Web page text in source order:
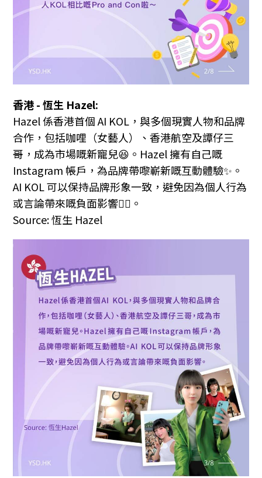
香港 - 恆生 Hazel:
Hazel 係香港首個 AI KOL，與多個現實人物和品牌
合作，包括咖哩（女藝人）、香港航空及譚仔三
哥，成為市場嘅新寵兒😆。Hazel 擁有自己嘅
Instagram 帳戶，為品牌帶嚟嶄新嘅互動體驗✨。
AI KOL 可以保持品牌形象一致，避免因為個人行為
或言論帶來嘅負面影響👍🏼。
Source: 恆生 Hazel